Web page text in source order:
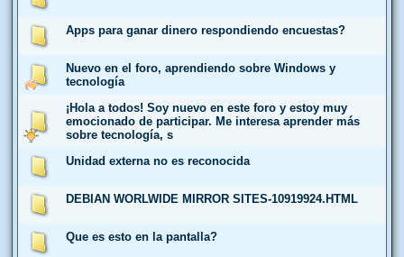
Apps para ganar dinero respondiendo encuestas?
Nuevo en el foro, aprendiendo sobre Windows y
tecnología
¡Hola a todos! Soy nuevo en este foro y estoy muy
emocionado de participar. Me interesa aprender más
sobre tecnología, s
Unidad externa no es reconocida
DEBIAN WORLWIDE MIRROR SITES-10919924.HTML
Que es esto en la pantalla?